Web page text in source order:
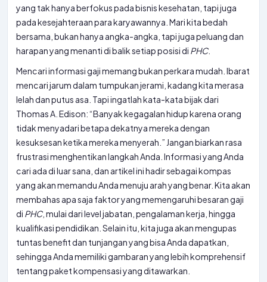
yang tak hanya berfokus pada bisnis kesehatan, tapi juga
pada kesejahteraan para karyawannya. Mari kita bedah
bersama, bukan hanya angka-angka, tapi juga peluang dan
harapan yang menanti di balik setiap posisi di PHC.
Mencari informasi gaji memang bukan perkara mudah. Ibarat
mencari jarum dalam tumpukan jerami, kadang kita merasa
lelah dan putus asa. Tapi ingatlah kata-kata bijak dari
Thomas A. Edison: “Banyak kegagalan hidup karena orang
tidak menyadari betapa dekatnya mereka dengan
kesuksesan ketika mereka menyerah.” Jangan biarkan rasa
frustrasi menghentikan langkah Anda. Informasi yang Anda
cari ada di luar sana, dan artikel ini hadir sebagai kompas
yang akan memandu Anda menuju arah yang benar. Kita akan
membahas apa saja faktor yang memengaruhi besaran gaji
di PHC, mulai dari level jabatan, pengalaman kerja, hingga
kualifikasi pendidikan. Selain itu, kita juga akan mengupas
tuntas benefit dan tunjangan yang bisa Anda dapatkan,
sehingga Anda memiliki gambaran yang lebih komprehensif
tentang paket kompensasi yang ditawarkan.